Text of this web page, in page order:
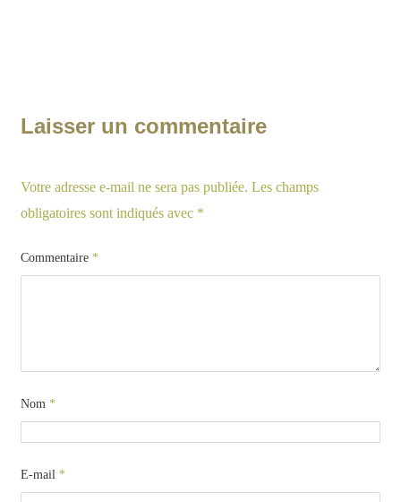
Laisser un commentaire
Votre adresse e-mail ne sera pas publiée. Les champs
obligatoires sont indiqués avec *
Commentaire *
Nom *
E-mail *